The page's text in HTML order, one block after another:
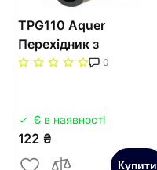
TPG110 Aquer
Перехідник з
пластикової труби на
0
Є в наявності
122 ₴
Купити